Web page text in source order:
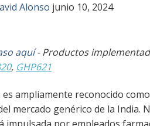
Alonso junio 10, 2024
aquí- Productos
, GHP621
ampliamente reconocido
mercado genérico de la India.